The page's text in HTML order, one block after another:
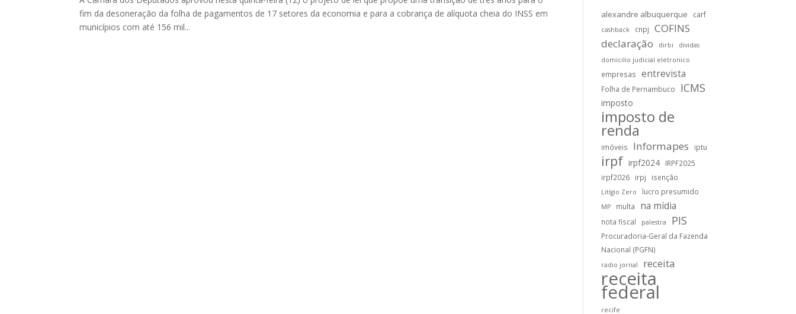
fim da desoneração da folha de pagamentos de 17 setores da economia e para a cobrança de alíquota cheia do INSS em
municípios com até 156 mil...
alexandre albuquerque carf
cashback cnpj
COFINS
declaração
dirbi
dividas
domicilio judicial eletronico
empresas entrevista
Folha de Pernambuco ICMS
imposto
imposto de
renda
imóveis Informapes iptu
irpf irpf2024
IRPF2025
irpf2026
irpj isenção
Litígio Zero lucro presumido
MP multa na mídia
nota fiscal palestra PIS
Procuradoria-Geral da Fazenda
Nacional (PGFN)
radio jornal receita
receita
federal
recife